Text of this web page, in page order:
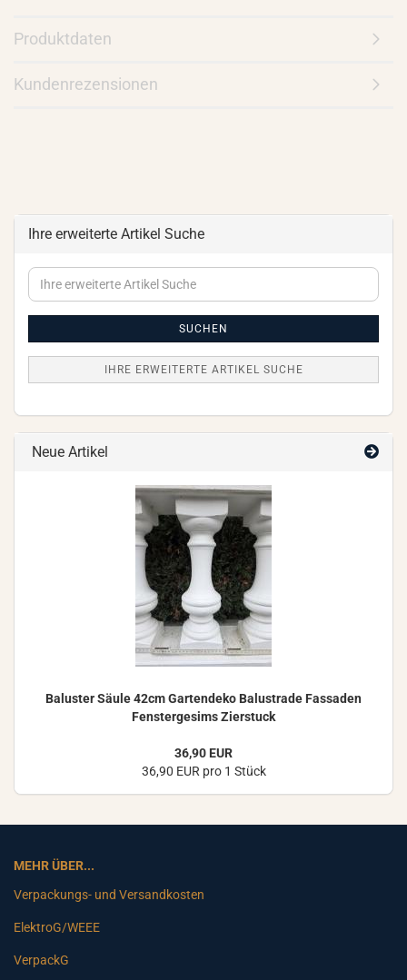
Produktdaten
Kundenrezensionen
Ihre erweiterte Artikel Suche
Ihre
erweiterte
SUCHEN
IHRE ERWEITERTE ARTIKEL SUCHE
Neue Artikel
Ba­lus­ter Säule 42cm Gar­ten­de­ko Ba­lus­tra­de Fas­sa­den
Fens­ter­ge­sims Zier­stuck
36,90 EUR
36,90 EUR pro 1 Stück
MEHR ÜBER...
Verpackungs- und Versandkosten
ElektroG/WEEE
VerpackG